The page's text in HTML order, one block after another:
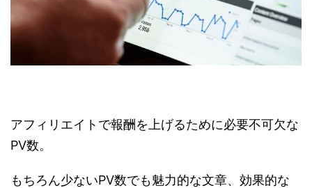
アフィリエイトで報酬を上げるために必要不可欠な
PV数。
もちろん少ないPV数でも魅力的な文章、効果的な